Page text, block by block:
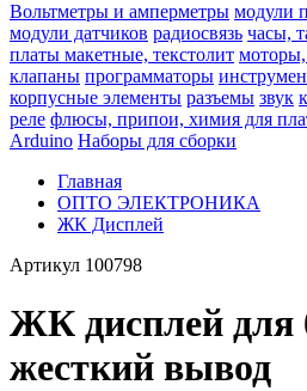
Вольтметры и амперметры модули
модули датчиков радиосвязь часы,
платы макетные, текстолит
клапаны программаторы
корпусные элементы разъемы звук
реле флюсы, припои, химия для
Arduino Наборы для сборки
Главная
ОПТО ЭЛЕКТРОНИКА
ЖК Дисплей
Артикул 100798
ЖК дисплей для
жесткий вывод